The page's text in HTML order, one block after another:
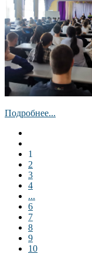
Подробнее...
1
2
3
4
...
6
7
8
9
10